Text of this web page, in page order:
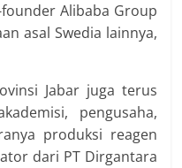
founder Alibaba Group
asal Swedia lainnya,
Jabar juga terus
pengusaha,
produksi reagen
dari PT Dirgantara